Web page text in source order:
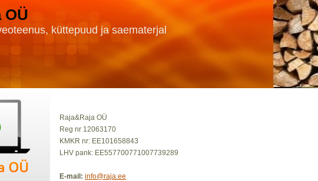
OÜ
küttepuud ja saematerjal
Raja&Raja OÜ
Reg nr 12063170
KMKR nr: EE101658843
LHV pank: EE557700771007739289
E-mail: info@raja.ee